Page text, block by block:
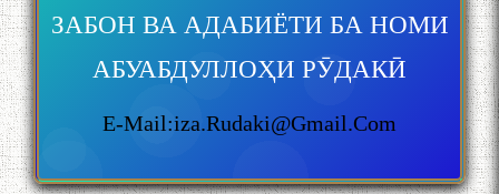
ЗАБОН ВА АДАБИЁТИ БА НОМИ
АБУАБДУЛЛОҲИ РӮДАКӢ
E-Mail:iza.rudaki@gmail.com